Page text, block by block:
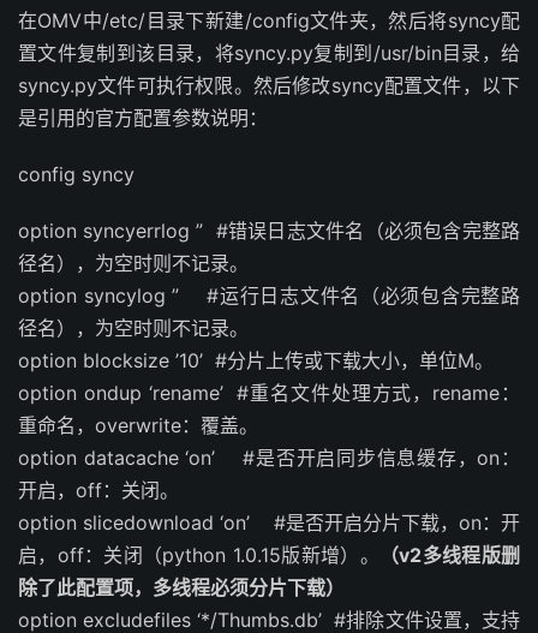
在OMV中/etc/目录下新建/config文件夹，然后将syncy配
置文件复制到该目录，将syncy.py复制到/usr/bin目录，给
syncy.py文件可执行权限。然后修改syncy配置文件，以下
是引用的官方配置参数说明：
config syncy
option syncyerrlog ” #错误日志文件名（必须包含完整路
径名），为空时则不记录。
option syncylog ” #运行日志文件名（必须包含完整路
径名），为空时则不记录。
option blocksize ’10’ #分片上传或下载大小，单位M。
option ondup ‘rename’ #重名文件处理方式，rename：
重命名，overwrite：覆盖。
option datacache ‘on’ #是否开启同步信息缓存，on：
开启，off：关闭。
option slicedownload ‘on’ #是否开启分片下载，on：开
启，off：关闭（python 1.0.15版新增）。
（v2多线程版删
除了此配置项，多线程必须分片下载）
option excludefiles ‘*/Thumbs.db’ #排除文件设置，支持